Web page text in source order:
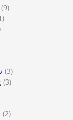
99
1
33
προϊόντα
33
22